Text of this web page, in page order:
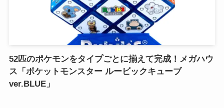
52匹のポケモンをタイプごとに揃えて完成！メガハウ
ス「ポケットモンスター ルービックキューブ
ver.BLUE」